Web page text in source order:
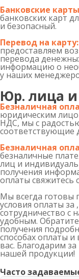
Банковские
банковских карт
и безопасный.
Перевод на карту:
предоставляем
перевода
информацию о
у наших
Юр. лица
Безналичная
юридическим
НДС, мы с
соответствующие
Безналичная
безналичные
лиц и
получения
оплаты свяжитесь
Мы всегда готовы
условия оплаты
сотрудничество
удобным.
получения
способах оплаты
вас. Благодарим
нашей продукции!
Часто